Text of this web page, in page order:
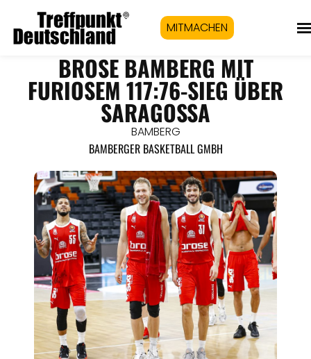
MITMACHEN
BROSE BAMBERG MIT
FURIOSEM 117:76-SIEG ÜBER
SARAGOSSA
BAMBERG
BAMBERGER BASKETBALL GMBH